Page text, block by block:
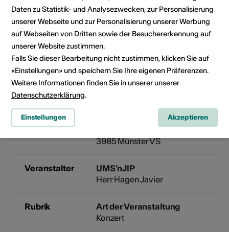
Kein Durchführungsdatum
Klicken Sie auf ein Datum, um die Veranstaltung Ihrem
persönlichen Kalender hinzuzufügen.
Eventinformationen
Lokalität
MEbU (Münster Earport)
Furkastrasse 647
3985 Münster VS
Veranstalter
UMS'nJIP
Herr Hagen Javier
Rubrik
Art der Veranstaltung
Konzert
Daten zu Statistik- und Analysezwecken, zur Personalisierung
unserer Webseite und zur Personalisierung unserer Werbung
auf Webseiten von Dritten sowie der Besuchererkennung auf
unserer Website zustimmen.
Falls Sie dieser Bearbeitung nicht zustimmen, klicken Sie auf
«Einstellungen» und speichern Sie Ihre eigenen Präferenzen.
Weitere Informationen finden Sie in unserer unserer
Datenschutzerklärung.
Einstellungen Akzeptieren